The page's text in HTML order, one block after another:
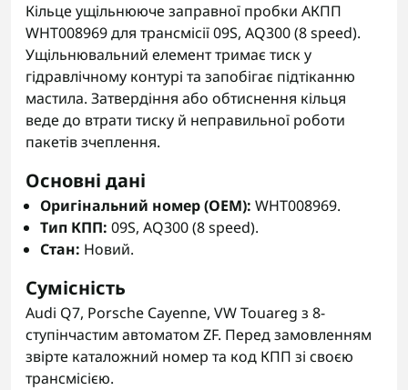
Кільце ущільнююче заправної пробки АКПП
WHT008969 для трансмісії 09S, AQ300 (8 speed).
Ущільнювальний елемент тримає тиск у
гідравлічному контурі та запобігає підтіканню
мастила. Затвердіння або обтиснення кільця
веде до втрати тиску й неправильної роботи
пакетів зчеплення.
Основні дані
Оригінальний номер (OEM): WHT008969.
Тип КПП: 09S, AQ300 (8 speed).
Стан: Новий.
Сумісність
Audi Q7, Porsche Cayenne, VW Touareg з 8-
ступінчастим автоматом ZF. Перед замовленням
звірте каталожний номер та код КПП зі своєю
трансмісією.